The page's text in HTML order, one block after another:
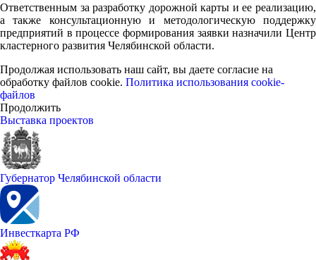
Ответственным за разработку дорожной карты и ее реализацию,
а также консультационную и методологическую поддержку
предприятий в процессе формирования заявки назначили Центр
кластерного развития Челябинской области.
Продолжая использовать наш сайт, вы даете согласие на
обработку файлов cookie. Политика использования cookie-
файлов
Продолжить
Выставка проектов
Губернатор Челябинской области
Инвесткарта РФ